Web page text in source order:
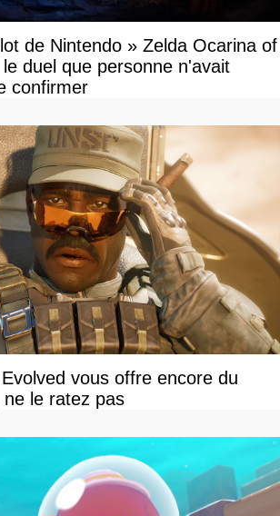
de Nintendo » Zelda Ocarina of
duel que personne n'avait
confirmer
vous offre encore du
le ratez pas